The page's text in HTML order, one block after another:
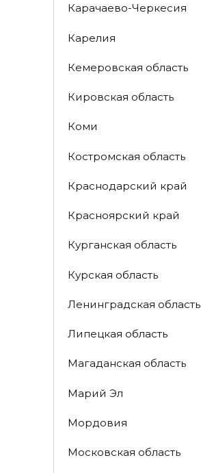
Карачаево-Черкесия
Карелия
Кемеровская область
Кировская область
Коми
Костромская область
Краснодарский край
Красноярский край
Курганская область
Курская область
Ленинградская область
Липецкая область
Магаданская область
Марий Эл
Мордовия
Московская область